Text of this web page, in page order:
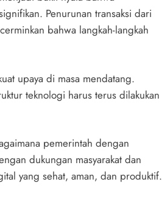
Penurunan transaksi dari
bahwa langkah-langkah
upaya di masa mendatang.
teknologi harus terus dilakukan
pemerintah dengan
dukungan masyarakat dan
yang sehat, aman, dan produktif.